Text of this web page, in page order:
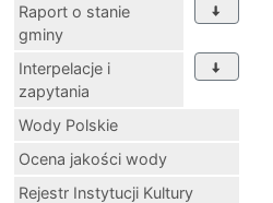
Raport o stanie
gminy
Interpelacje i
zapytania
Wody Polskie
Ocena jakości wody
Rejestr Instytucji Kultury